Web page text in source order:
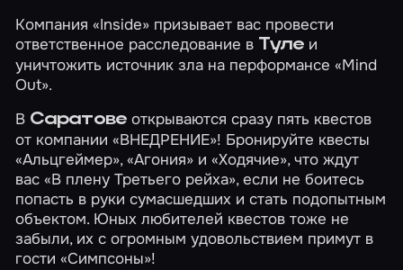
Компания «Inside» призывает вас провести
ответственное расследование в Туле и
уничтожить источник зла на перформансе«Mind
Out».
В Саратове открываются сразу пять квестов
от компании «ВНЕДРЕНИЕ»! Бронируйте квесты
«Альцгеймер»,«Агония» и«Ходячие», что ждут
вас«В плену Третьего рейха», если не боитесь
попасть в руки сумасшедших и стать подопытным
объектом. Юных любителей квестов тоже не
забыли, их с огромным удовольствием примут в
гости«Симпсоны»!